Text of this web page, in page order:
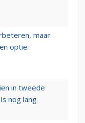
maar
optie:
in tweede
nog lang